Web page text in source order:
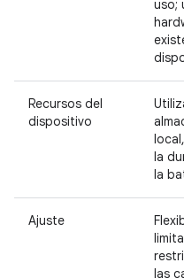
uso;
Recursos del
dispositivo
la
la
Ajuste
las